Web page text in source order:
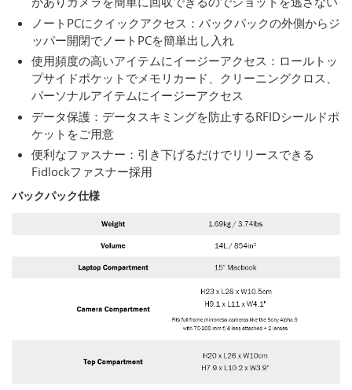
ノートPCにクイックアクセス：バックパックの外側からジ
ッパー開閉でノートPCを簡単出し入れ
使用頻度の高いアイテムにイージーアクセス：ロールトッ
プサイドポケットでメモリカード、クリーニングクロス、
パーソナルアイテムにイージーアクセス
データ保護：データスキミングを防止するRFIDシールドポ
ケットをご用意
便利なファスナー：引き下げるだけでリリースできる
Fidlockファスナー採用
バックパック仕様